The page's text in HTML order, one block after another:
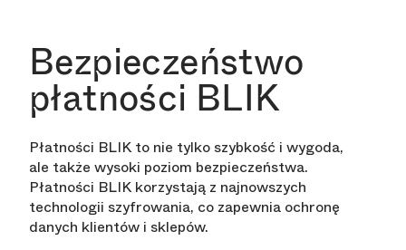
Bezpieczeństwo
płatności BLIK
Płatności BLIK to nie tylko szybkość i wygoda,
ale także wysoki poziom bezpieczeństwa.
Płatności BLIK korzystają z najnowszych
technologii szyfrowania, co zapewnia ochronę
danych klientów i sklepów.